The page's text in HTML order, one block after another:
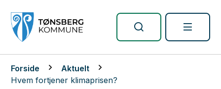
Du er her:
Forside
Aktuelt
Hvem fortjener klimaprisen?